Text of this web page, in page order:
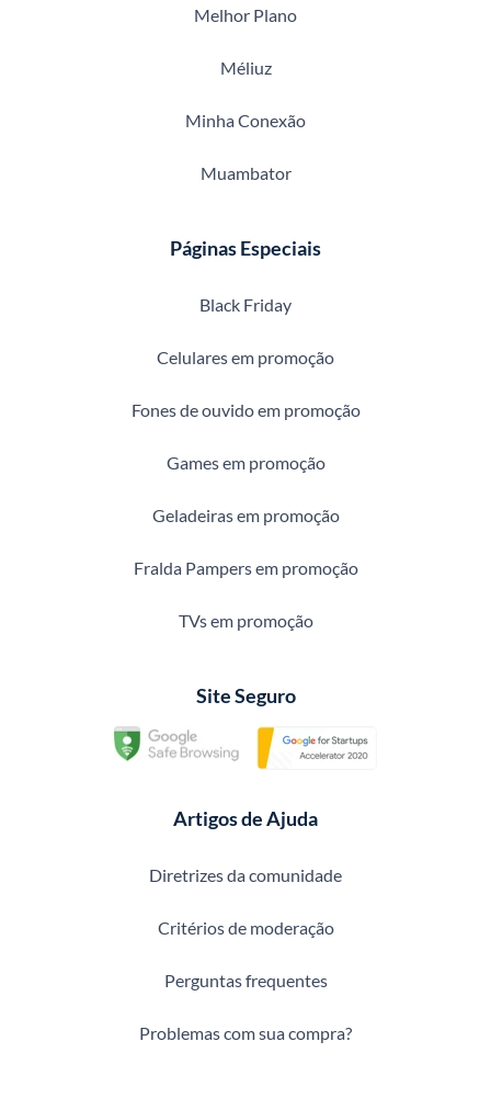
Melhor Plano
Méliuz
Minha Conexão
Muambator
Páginas Especiais
Black Friday
Celulares em promoção
Fones de ouvido em promoção
Games em promoção
Geladeiras em promoção
Fralda Pampers em promoção
TVs em promoção
Site Seguro
Artigos de Ajuda
Diretrizes da comunidade
Critérios de moderação
Perguntas frequentes
Problemas com sua compra?